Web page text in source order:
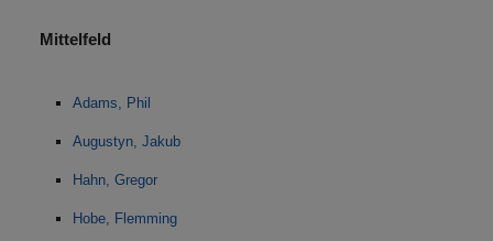
Mittelfeld
Adams, Phil
Augustyn, Jakub
Hahn, Gregor
Hobe, Flemming